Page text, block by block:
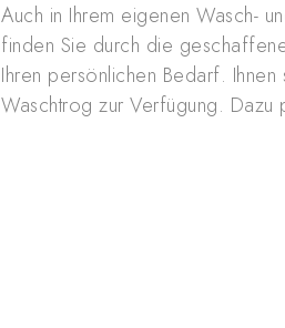
Auch in Ihrem eigenen Wasch-
finden Sie durch die
Ihren persönlichen Bedarf.
Waschtrog zur Verfügung. Dazu